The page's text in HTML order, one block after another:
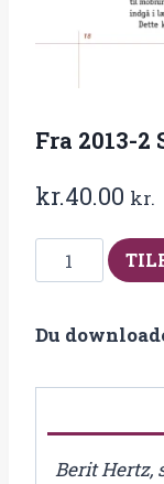
Fra 2013-2
kr.40.00 kr.
2013-
Sund
Du
Berit Hertz,